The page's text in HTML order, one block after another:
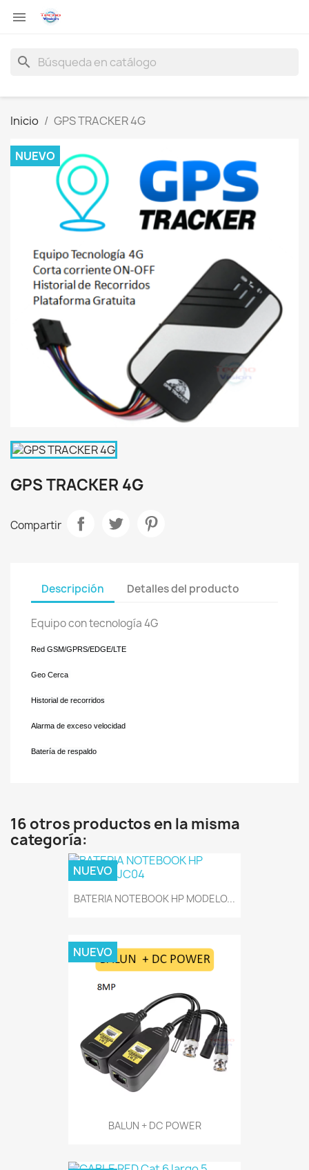

search
Inicio GPS TRACKER 4G
NUEVO
GPS TRACKER 4G
Compartir
Descripción Detalles del producto
Equipo con tecnología 4G
Red GSM/GPRS/EDGE/LTE
Geo Cerca
Historial de recorridos
Alarma de exceso velocidad
Batería de respaldo
16 otros productos en la misma
categoría:
BATERIA NOTEBOOK HP MODELO...
NUEVO
BALUN + DC POWER
NUEVO